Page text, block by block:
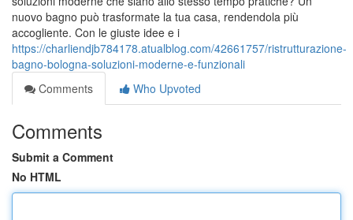
nuovo bagno può trasformate la tua casa, rendendola più
accogliente. Con le giuste idee e i
https://charliendjb784178.atualblog.com/42661757/ristrutturazione-
bagno-bologna-soluzioni-moderne-e-funzionali
Comments
Who Upvoted
Comments
Submit a Comment
No HTML